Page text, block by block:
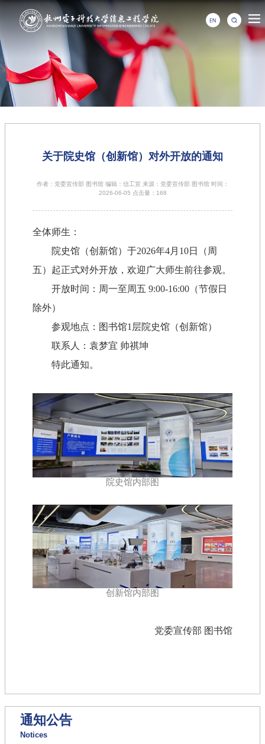
通知公告
Notices
关于院史馆（创新馆）对外开放的通知
作者：党委宣传部 图书馆 编辑：信工宣 来源：党委宣传部 图书馆 时间：
2026-06-05 点击量： 168
全体师生：
院史馆（创新馆）于2026年4月10日（周
五）起正式对外开放，欢迎广大师生前往参观。
开放时间：周一至周五 9:00-16:00（节假日
除外）
参观地点：图书馆1层院史馆（创新馆）
联系人：袁梦宜 帅祺坤
特此通知。
院史馆内部图
创新馆内部图
党委宣传部 图书馆